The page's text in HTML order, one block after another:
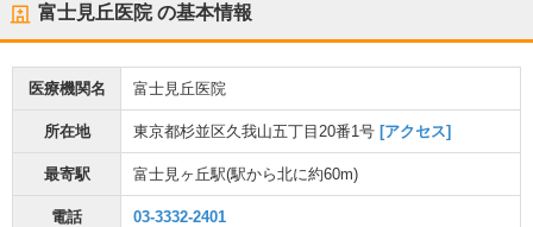
富士見丘医院の基本情報
医療機関名 富士見丘医院
所在地 東京都杉並区久我山五丁目20番1号 [アクセス]
最寄駅 富士見ヶ丘駅(駅から北に約60m)
電話 03-3332-2401